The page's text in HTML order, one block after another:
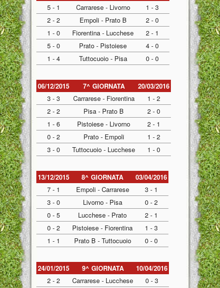
5 - 1
Carrarese - Livorno
1 - 3
2 - 2
Empoli - Prato B
2 - 0
1 - 0
Fiorentina - Lucchese
2 - 1
5 - 0
Prato - Pistoiese
4 - 0
1 - 4
Tuttocuoio - Pisa 0 - 0
06/12/2015 7^ GIORNATA
20/03/2016
3 - 3
Carrarese - Fiorentina
1 - 2
2 - 2
Pisa - Prato B
2 - 0
1 - 6
Pistoiese - Livorno
2 - 1
0 - 2
Prato - Empoli
1 - 2
3 - 0
Tuttocuoio - Lucchese 1 - 0
13/12/2015 8^ GIORNATA
03/04/2016
7 - 1
Empoli - Carrarese
3 - 1
3 - 0
Livorno - Pisa
0 - 2
0 - 5
Lucchese - Prato
2 - 1
0 - 2
Pistoiese - Fiorentina
1 - 3
1 - 1
Prato B - Tuttocuoio 0 - 0
24/01/2015 9^ GIORNATA
10/04/2016
2 - 2
Carrarese - Lucchese
0 - 3